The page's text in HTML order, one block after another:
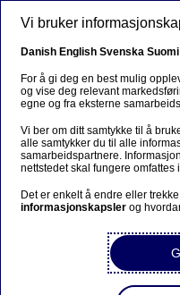
Hjem Nyheter & innsikt
Mediehenvendelser
Ring +47 468 09 999.
Kundehenvendelser
Ring Kundeservice: +47
Vi bruker
Danish English Svenska Suomi
For å gi deg en best mulig
og vise deg relevant
egne og fra eksterne
Vi ber om ditt samtykke til å
alle samtykker du til alle
samarbeidspartnere.
nettstedet skal fungere omfattes
Det er enkelt å endre eller
informasjonskapsler og